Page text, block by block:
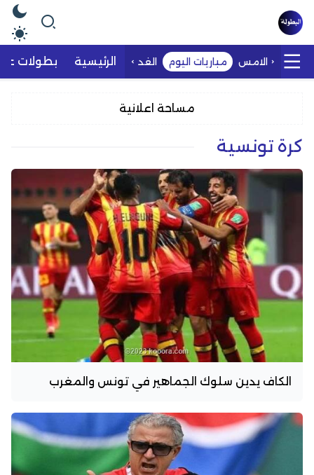
الامس مباريات اليوم الغد الرئيسية بطولات
مساحة اعلانية
كرة تونسية
الكاف يدين سلوك الجماهير في تونس والمغرب